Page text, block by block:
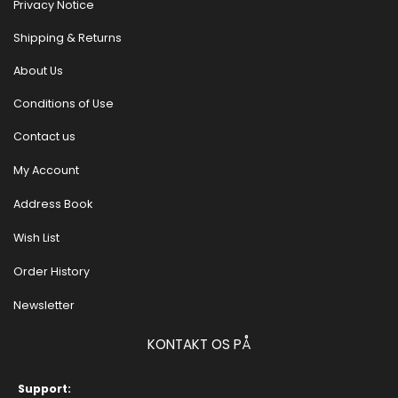
Privacy Notice
Shipping & Returns
About Us
Conditions of Use
Contact us
My Account
Address Book
Wish List
Order History
Newsletter
KONTAKT OS PÅ
Support: